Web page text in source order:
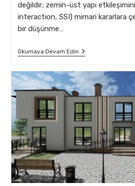
değildir; zemin-üst yapı
interaction, SSI) mimari kararlara
bir düşünme…
Okumaya Devam EdinZemin-
Temel
Mimarlıkta
Sismik
Etki
Azaltımı